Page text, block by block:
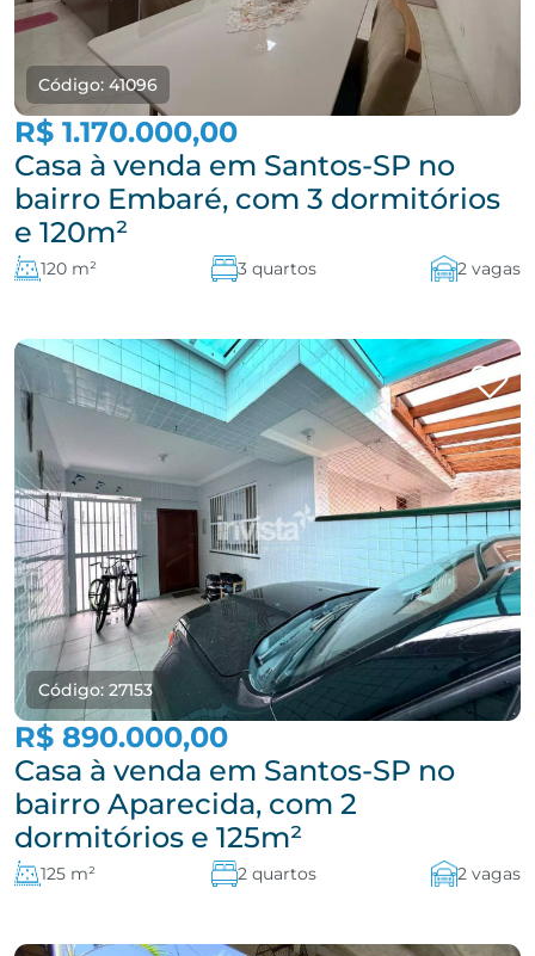
Código: 41096
R$ 1.170.000,00
Casa à venda em Santos-SP no
bairro Embaré, com 3 dormitórios
e 120m²
120 m² 3 quartos 2 vagas
Código: 27153
R$ 890.000,00
Casa à venda em Santos-SP no
bairro Aparecida, com 2
dormitórios e 125m²
125 m² 2 quartos 2 vagas